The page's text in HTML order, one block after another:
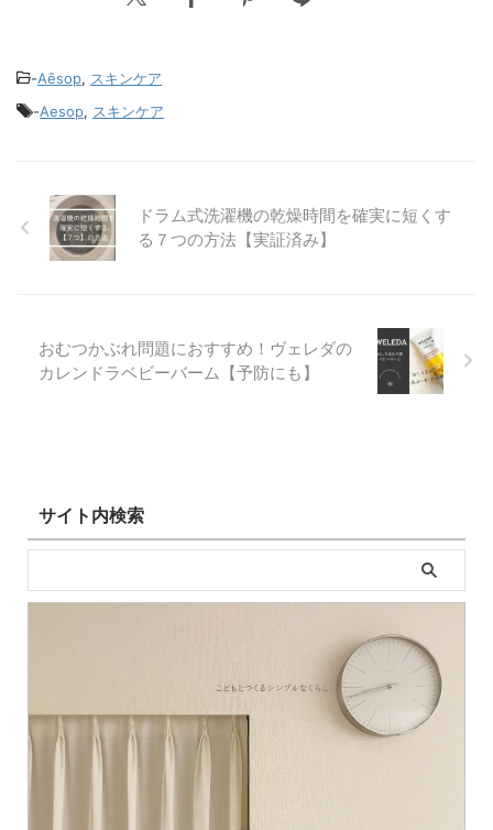
-Aēsop, スキンケア
-Aesop, スキンケア
ドラム式洗濯機の乾燥時間を確実に短くす
る７つの方法【実証済み】
おむつかぶれ問題におすすめ！ヴェレダの
カレンドラベビーバーム【予防にも】
サイト内検索